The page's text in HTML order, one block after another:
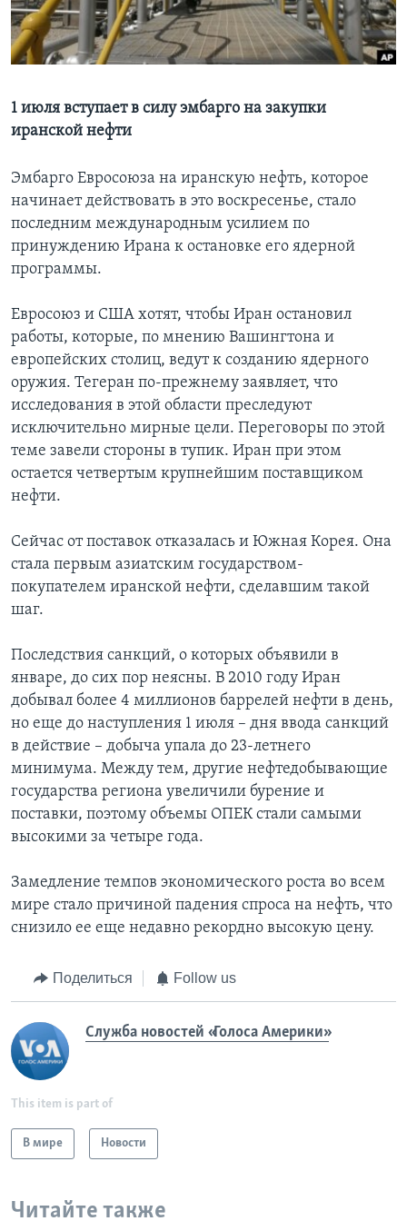
Learning English
Языки
1 июля вступает в силу эмбарго на закупки
иранской нефти
Эмбарго Евросоюза на иранскую нефть, которое
начинает действовать в это воскресенье, стало
последним международным усилием по
принуждению Ирана к остановке его ядерной
программы.
Евросоюз и США хотят, чтобы Иран остановил
работы, которые, по мнению Вашингтона и
европейских столиц, ведут к созданию ядерного
оружия. Тегеран по-прежнему заявляет, что
исследования в этой области преследуют
исключительно мирные цели. Переговоры по этой
теме завели стороны в тупик. Иран при этом
остается четвертым крупнейшим поставщиком
нефти.
Сейчас от поставок отказалась и Южная Корея. Она
стала первым азиатским государством-
покупателем иранской нефти, сделавшим такой
шаг.
Последствия санкций, о которых объявили в
январе, до сих пор неясны. В 2010 году Иран
добывал более 4 миллионов баррелей нефти в день,
но еще до наступления 1 июля – дня ввода санкций
в действие – добыча упала до 23-летнего
минимума. Между тем, другие нефтедобывающие
государства региона увеличили бурение и
поставки, поэтому объемы ОПЕК стали самыми
высокими за четыре года.
Замедление темпов экономического роста во всем
мире стало причиной падения спроса на нефть, что
снизило ее еще недавно рекордно высокую цену.
Поделиться Follow us
Служба новостей «Голоса Америки»
This item is part of
В мире Новости
Читайте также